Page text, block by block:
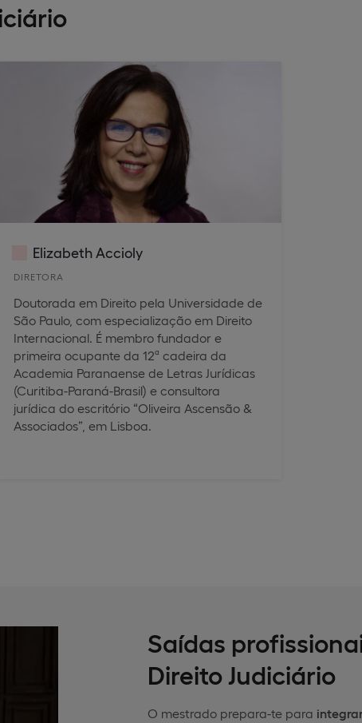
Elizabeth Accioly
DIRETORA
Doutorada em Direito pela Universidade de
São Paulo, com especialização em Direito
Internacional. É membro fundador e
primeira ocupante da 12ª cadeira da
Academia Paranaense de Letras Jurídicas
(Curitiba-Paraná-Brasil) e consultora
jurídica do escritório “Oliveira Ascensão &
Associados”, em Lisboa.
Saídas
Direito Judiciário
O mestrado prepara-te para